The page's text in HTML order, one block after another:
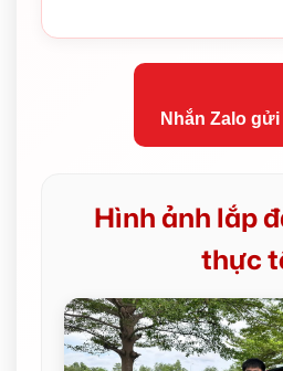
Nhắn Zalo
Hình ảnh lắp
thực